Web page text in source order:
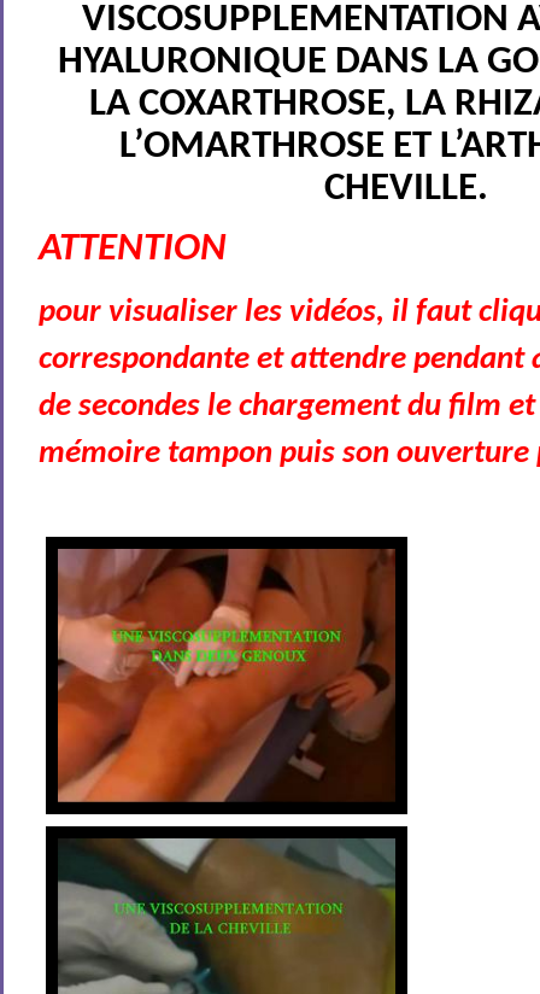
VISCOSUPPLEMENTATION
HYALURONIQUE DANS LA
LA COXARTHROSE, LA
L’OMARTHROSE ET
CHEVILLE.
ATTENTION
pour visualiser les vidéos, il faut
correspondante et attendre pendant
de secondes le chargement du film
mémoire tampon puis son